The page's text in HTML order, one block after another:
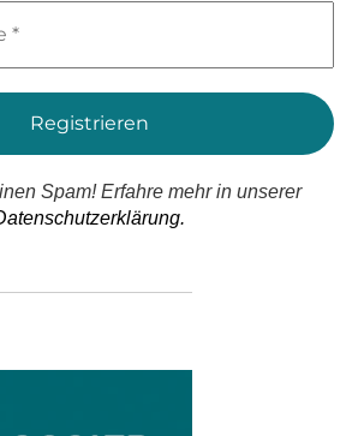
Spam! Erfahre mehr in unserer